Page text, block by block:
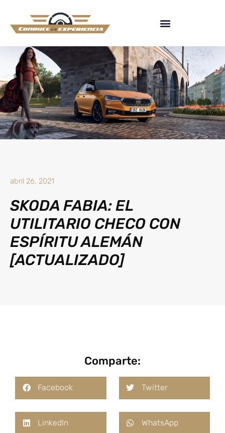
abril 26, 2021
SKODA FABIA: EL
UTILITARIO CHECO CON
ESPÍRITU ALEMÁN
[ACTUALIZADO]
Comparte:
Facebook Twitter
LinkedIn WhatsApp